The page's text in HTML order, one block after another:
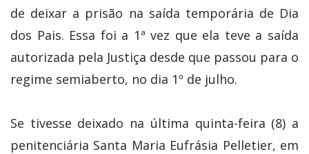
de deixar a prisão na saída temporária de Dia
dos Pais. Essa foi a 1ª vez que ela teve a saída
autorizada pela Justiça desde que passou para o
regime semiaberto, no dia 1º de julho.
Se tivesse deixado na última quinta-feira (8) a
penitenciária Santa Maria Eufrásia Pelletier, em